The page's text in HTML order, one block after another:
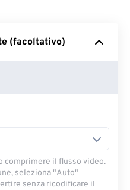
Drive
(facoltativo)
comprimere il flusso video.
seleziona "Auto"
senza ricodificare il